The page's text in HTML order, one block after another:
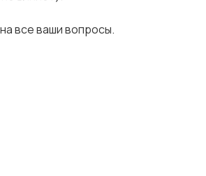
все ваши вопросы.